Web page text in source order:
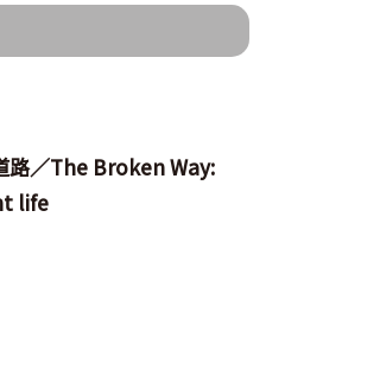
路／The Broken Way:
life